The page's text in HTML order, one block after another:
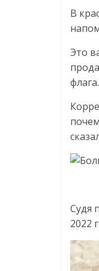
Нам
важно,
как
знать
как
Сеть
меняет
жизнь
В
Это
флага.
Судя
2022